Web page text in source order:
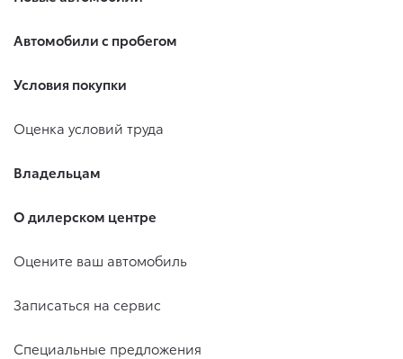
Автомобили с пробегом
Условия покупки
Оценка условий труда
Владельцам
О дилерском центре
Оцените ваш автомобиль
Записаться на сервис
Специальные предложения